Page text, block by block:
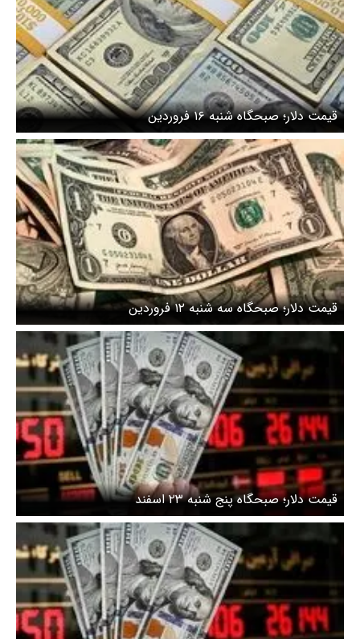
قیمت دلار؛ صبحگاه شنبه ۱۶ فروردین
قیمت دلار؛ صبحگاه سه شنبه ۱۲ فروردین
قیمت دلار؛ صبحگاه پنج شنبه ۲۳ اسفند